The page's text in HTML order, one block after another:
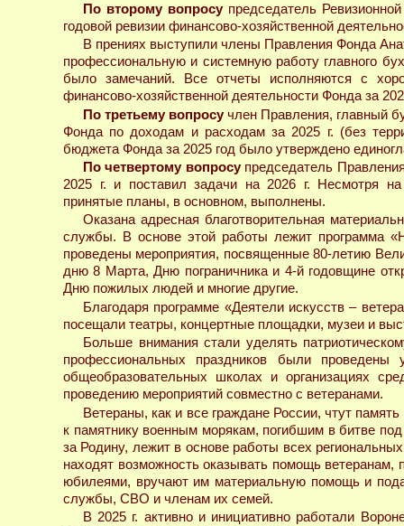
По второму вопросупредседатель
годовой ревизии финансово-хозяйственной
В прениях выступили члены Правления Фонда
профессиональную и системную работу главного
было замечаний. Все отчеты исполняются с
финансово-хозяйственной деятельности Фонда за
По третьему вопросучлен Правления, главный
Фонда по доходам и расходам за 2025 г. (без
бюджета Фонда за 2025 год было утверждено
По четвертому вопросупредседатель
2025 г. и поставил задачи на 2026 г. Несмотря
принятые планы, в основном, выполнены.
Оказана адресная благотворительная
службы. В основе этой работы лежит программа
проведены мероприятия, посвященные 80-летию
дню 8 Марта, Дню пограничника и 4-й годовщине
Дню пожилых людей и многие другие.
Благодаря программе «Деятели искусств –
посещали театры, концертные площадки, музеи и
Больше внимания стали уделять
профессиональных праздников были
общеобразовательных школах и организациях
проведению мероприятий совместно с ветеранами.
Ветераны, как и все граждане России, чтут
к памятнику военным морякам, погибшим в битве
за Родину, лежит в основе работы всех
находят возможность оказывать помощь
юбилеями, вручают им материальную помощь и
службы, СВО и членам их семей.
В 2025 г. активно и инициативно работали